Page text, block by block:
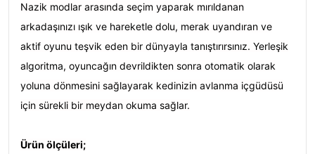
Nazik modlar arasında seçim yaparak mırıldanan
arkadaşınızı ışık ve hareketle dolu, merak uyandıran ve
aktif oyunu teşvik eden bir dünyayla tanıştırırsınız. Yerleşik
algoritma, oyuncağın devrildikten sonra otomatik olarak
yoluna dönmesini sağlayarak kedinizin avlanma içgüdüsü
için sürekli bir meydan okuma sağlar.
Ürün ölçüleri;